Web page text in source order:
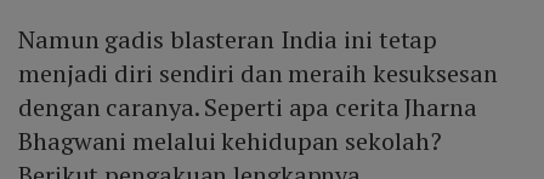
Namun gadis blasteran India ini tetap
menjadi diri sendiri dan meraih kesuksesan
dengan caranya. Seperti apa cerita Jharna
Bhagwani melalui kehidupan sekolah?